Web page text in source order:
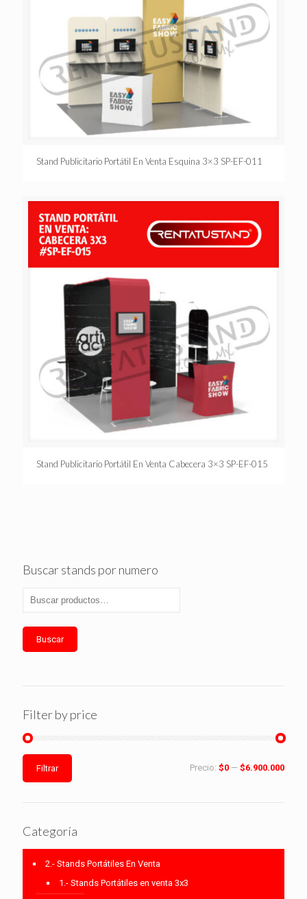
Stand Publicitario Portátil En Venta Esquina 3×3 SP-EF-011
Stand Publicitario Portátil En Venta Cabecera 3×3 SP-EF-015
Buscar stands por numero
Buscar
Filter by price
Precio
mínimo
Precio
máximo
Filtrar Precio: $0 — $6.900.000
Categoría
2.- Stands Portátiles En Venta
1.- Stands Portátiles en venta 3x3